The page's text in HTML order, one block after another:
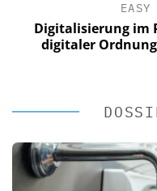
EASY
Digitalisierung im
digitaler